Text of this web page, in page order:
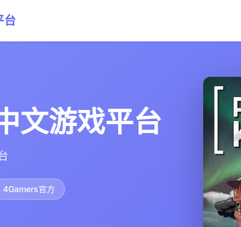
台
文游戏平台
4Gamers官方